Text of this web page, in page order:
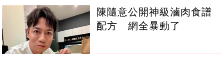
陳隨意公開神級滷肉食譜
配方 網全暴動了